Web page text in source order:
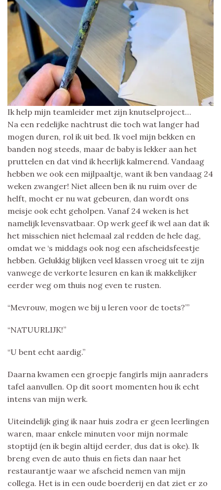
Ik help mijn teamleider met zijn knutselproject…
Na een redelijke nachtrust die toch wat langer had
mogen duren, rol ik uit bed. Ik voel mijn bekken en
banden nog steeds, maar de baby is lekker aan het
pruttelen en dat vind ik heerlijk kalmerend. Vandaag
hebben we ook een mijlpaaltje, want ik ben vandaag 24
weken zwanger! Niet alleen ben ik nu ruim over de
helft, mocht er nu wat gebeuren, dan wordt ons
meisje ook echt geholpen. Vanaf 24 weken is het
namelijk levensvatbaar. Op werk geef ik wel aan dat ik
het misschien niet helemaal zal redden de hele dag,
omdat we ‘s middags ook nog een afscheidsfeestje
hebben. Gelukkig blijken veel klassen vroeg uit te zijn
vanwege de verkorte lesuren en kan ik makkelijker
eerder weg om thuis nog even te rusten.
“Mevrouw, mogen we bij u leren voor de toets?’”
“NATUURLIJK!”
“U bent echt aardig.”
Daarna kwamen een groepje fangirls mijn aanraders
tafel aanvullen. Op dit soort momenten hou ik echt
intens van mijn werk.
Uiteindelijk ging ik naar huis zodra er geen leerlingen
waren, maar enkele minuten voor mijn normale
stoptijd (en ik begin altijd eerder, dus dat is oke). Ik
breng even de auto thuis en fiets dan naar het
restaurantje waar we afscheid nemen van mijn
collega. Het is in een oude boerderij en dat ziet er zo